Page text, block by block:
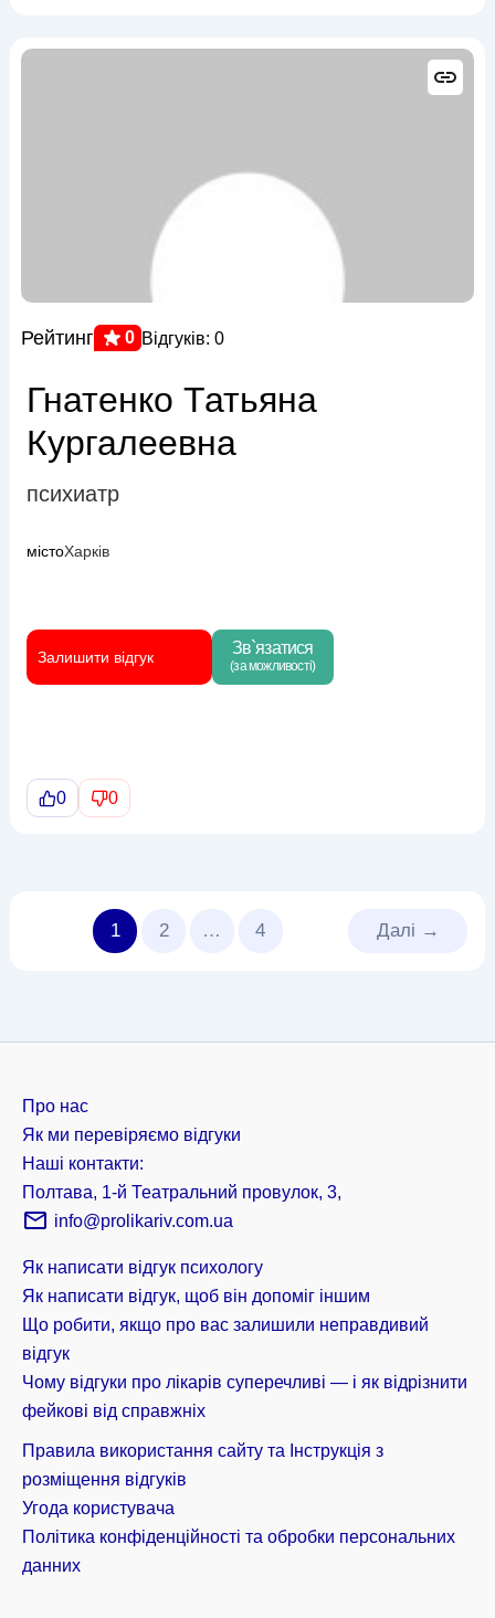
Рейтинг 0 Відгуків: 0
Гнатенко Татьяна
Кургалеевна
психиатр
містоХарків
Залишити відгук Зв`язатися
(за можливості)
0 0
1 2 … 4 Далі →
Про нас
Як ми перевіряємо відгуки
Наші контакти:
Полтава, 1-й Театральний провулок, 3,
info@prolikariv.com.ua
Як написати відгук психологу
Як написати відгук, щоб він допоміг іншим
Що робити, якщо про вас залишили неправдивий
відгук
Чому відгуки про лікарів суперечливі — і як відрізнити
фейкові від справжніх
Правила використання сайту та Інструкція з
розміщення відгуків
Угода користувача
Політика конфіденційності та обробки персональних
данних